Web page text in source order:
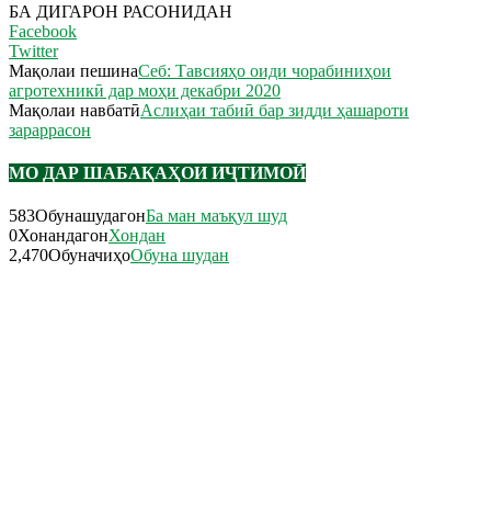
БА ДИГАРОН РАСОНИДАН
Facebook
Twitter
Мақолаи пешинаСеб: Тавсияҳо оиди чорабиниҳои
агротехникӣ дар моҳи декабри 2020
Мақолаи навбатӣАслиҳаи табиӣ бар зидди ҳашароти
зараррасон
МО ДАР ШАБАҚАҲОИ ИҶТИМОӢ
583ОбунашудагонБа ман маъқул шуд
0ХонандагонХондан
2,470ОбуначиҳоОбуна шудан